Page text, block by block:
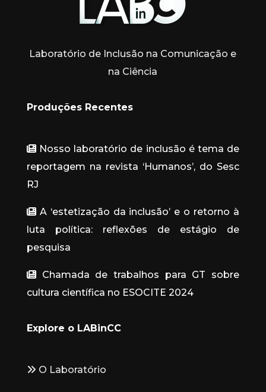
Laboratório de Inclusão na Comunicação e
na Ciência
Produções Recentes
Nosso laboratório de inclusão é tema de
reportagem na revista ‘Humanos’, do Sesc
RJ
A ‘estetização da inclusão’ e o retorno à
luta política: reflexões de estágio de
pesquisa
Chamada de trabalhos para GT sobre
cultura científica no ESOCITE 2024
Explore o LABinCC
O Laboratório